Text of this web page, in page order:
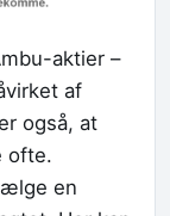
aktier –
af
også, at
ofte.
en